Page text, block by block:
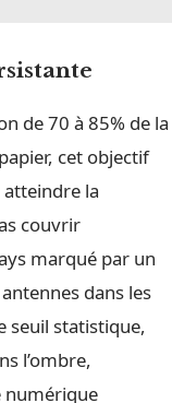
de 70 à 85% de la
cet objectif
atteindre la
couvrir
marqué par un
dans les
seuil statistique,
l’ombre,
numérique